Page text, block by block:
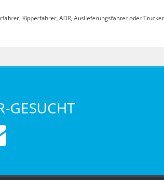
Kipperfahrer, ADR, Auslieferungsfahrer oder Trucker
GESUCHT